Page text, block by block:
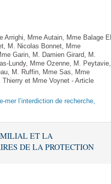
Mme Autain, Mme Balage El
M. Nicolas Bonnet, Mme
Garin, M. Damien Girard, M.
Lundy, Mme Ozenne, M. Peytavie,
M. Ruffin, Mme Sas, Mme
et Mme Voynet - Article
mer l’interdiction de recherche,
ET LA
DE LA PROTECTION